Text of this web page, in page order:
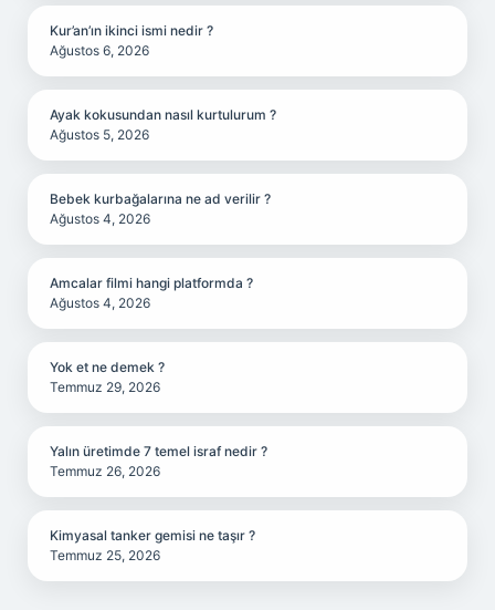
Kur’an’ın ikinci ismi nedir ?
Ağustos 6, 2026
Ayak kokusundan nasıl kurtulurum ?
Ağustos 5, 2026
Bebek kurbağalarına ne ad verilir ?
Ağustos 4, 2026
Amcalar filmi hangi platformda ?
Ağustos 4, 2026
Yok et ne demek ?
Temmuz 29, 2026
Yalın üretimde 7 temel israf nedir ?
Temmuz 26, 2026
Kimyasal tanker gemisi ne taşır ?
Temmuz 25, 2026